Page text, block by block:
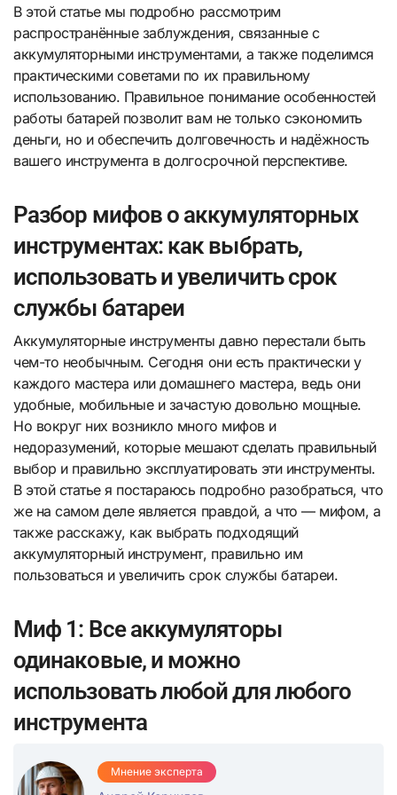
В этой статье мы подробно рассмотрим
распространённые заблуждения, связанные с
аккумуляторными инструментами, а также поделимся
практическими советами по их правильному
использованию. Правильное понимание особенностей
работы батарей позволит вам не только сэкономить
деньги, но и обеспечить долговечность и надёжность
вашего инструмента в долгосрочной перспективе.
Разбор мифов о аккумуляторных
инструментах: как выбрать,
использовать и увеличить срок
службы батареи
Аккумуляторные инструменты давно перестали быть
чем-то необычным. Сегодня они есть практически у
каждого мастера или домашнего мастера, ведь они
удобные, мобильные и зачастую довольно мощные.
Но вокруг них возникло много мифов и
недоразумений, которые мешают сделать правильный
выбор и правильно эксплуатировать эти инструменты.
В этой статье я постараюсь подробно разобраться, что
же на самом деле является правдой, а что — мифом, а
также расскажу, как выбрать подходящий
аккумуляторный инструмент, правильно им
пользоваться и увеличить срок службы батареи.
Миф 1: Все аккумуляторы
одинаковые, и можно
использовать любой для любого
инструмента
Мнение эксперта